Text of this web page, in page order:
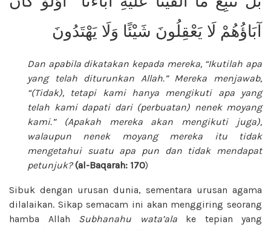
آبَاؤُهُمْ لَا يَعْقِلُونَ شَيْئًا وَلَا يَهْتَدُونَ
Dan apabila dikatakan kepada mereka, “Ikutilah apa
yang telah diturunkan Allah.” Mereka menjawab,
“(Tidak), tetapi kami hanya mengikuti apa yang
telah kami dapati dari (perbuatan) nenek moyang
kami.” (Apakah mereka akan mengikuti juga),
walaupun nenek moyang mereka itu tidak
mengetahui suatu apa pun dan tidak mendapat
petunjuk?(al-Baqarah: 170)
Sibuk dengan urusan dunia, sementara urusan agama
dilalaikan. Sikap semacam ini akan menggiring seorang
hamba Allah Subhanahu wata’alake tepian yang